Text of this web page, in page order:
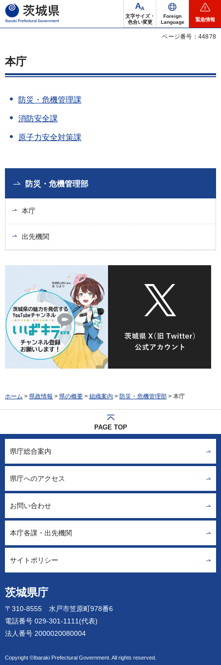
茨城県
文字サイズ・
色合い変更
Foreign
Language
緊急情報
ページ番号：44878
本庁
防災・危機管理課
消防安全課
原子力安全対策課
防災・危機管理部
本庁
出先機関
ホーム > 県政情報 > 県の概要 > 組織案内 > 防災・危機管理部 > 本庁
PAGE TOP
茨城県庁
〒310-8555 水戸市笠原町978番6
電話番号 029-301-1111(代表)
法人番号 2000020080004
Copyright ©Ibaraki Prefectural Government. All rights reserved.
県庁総合案内
県庁へのアクセス
お問い合わせ
本庁各課・出先機関
サイトポリシー